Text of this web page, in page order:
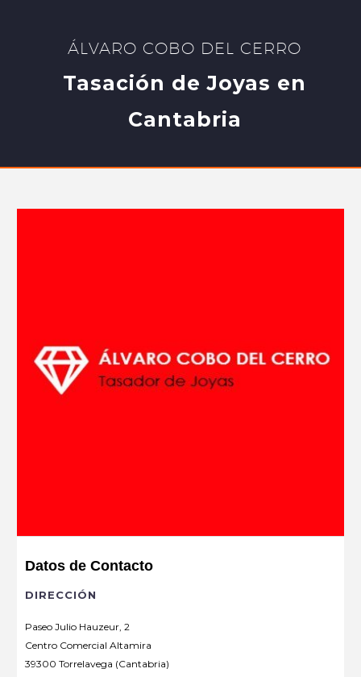
ÁLVARO COBO DEL CERRO
Tasación de Joyas en
Cantabria
Datos de Contacto
DIRECCIÓN
Paseo Julio Hauzeur, 2
Centro Comercial Altamira
39300 Torrelavega (Cantabria)